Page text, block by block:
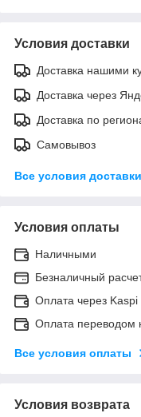
Условия доставки
Доставка нашими
Доставка через
Доставка по
Самовывоз
Все условия доставки
Условия оплаты
Наличными
Безналичный
Оплата через Kaspi
Оплата переводом
Все условия оплаты
Условия возврата